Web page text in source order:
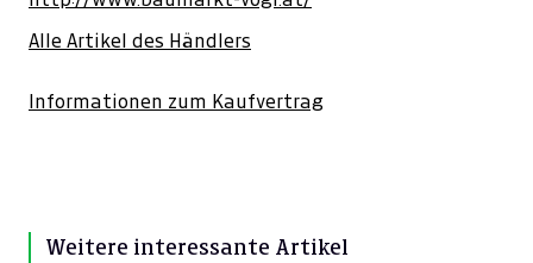
Alle Artikel des Händlers
Informationen zum Kaufvertrag
Weitere interessante Artikel